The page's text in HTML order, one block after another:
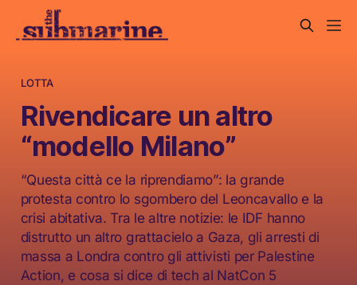
LOTTA
Rivendicare un altro
“modello Milano”
“Questa città ce la riprendiamo”: la grande
protesta contro lo sgombero del Leoncavallo e la
crisi abitativa. Tra le altre notizie: le IDF hanno
distrutto un altro grattacielo a Gaza, gli arresti di
massa a Londra contro gli attivisti per Palestine
Action, e cosa si dice di tech al NatCon 5